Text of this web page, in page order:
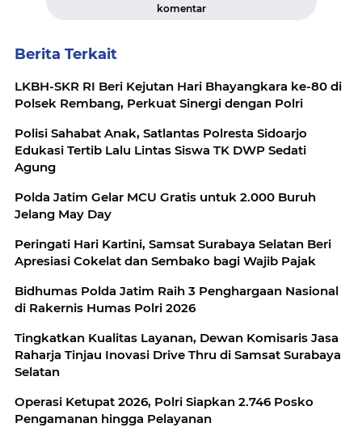
komentar
Berita Terkait
LKBH-SKR RI Beri Kejutan Hari Bhayangkara ke-80 di
Polsek Rembang, Perkuat Sinergi dengan Polri
Polisi Sahabat Anak, Satlantas Polresta Sidoarjo
Edukasi Tertib Lalu Lintas Siswa TK DWP Sedati
Agung
Polda Jatim Gelar MCU Gratis untuk 2.000 Buruh
Jelang May Day
Peringati Hari Kartini, Samsat Surabaya Selatan Beri
Apresiasi Cokelat dan Sembako bagi Wajib Pajak
Bidhumas Polda Jatim Raih 3 Penghargaan Nasional
di Rakernis Humas Polri 2026
Tingkatkan Kualitas Layanan, Dewan Komisaris Jasa
Raharja Tinjau Inovasi Drive Thru di Samsat Surabaya
Selatan
Operasi Ketupat 2026, Polri Siapkan 2.746 Posko
Pengamanan hingga Pelayanan